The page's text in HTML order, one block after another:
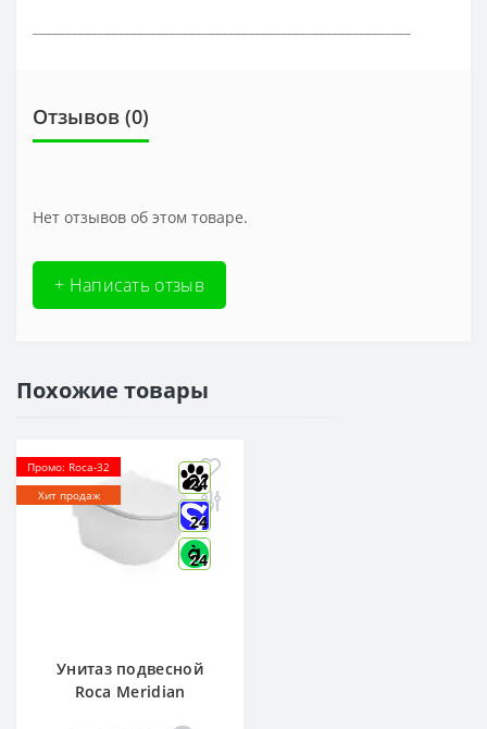
Отзывов (0)
Нет отзывов об этом товаре.
+ Написать отзыв
Похожие товары
Промо: Roca-32
Хит продаж
24
24
24
Унитаз подвесной
Roca Meridian